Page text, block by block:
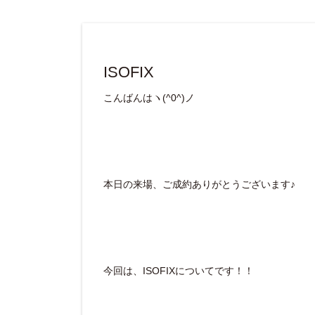
ISOFIX
こんばんはヽ(^0^)ノ
本日の来場、ご成約ありがとうございます♪
今回は、ISOFIXについてです！！